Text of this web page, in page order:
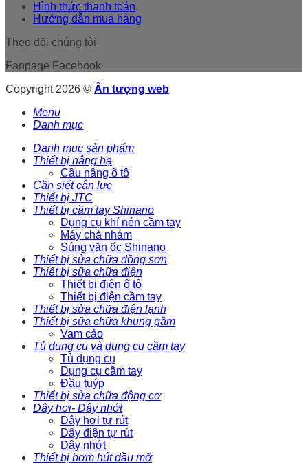
Hình thức thanh toán
Hướng dẫn mua hàng
Theo dõi chúng tôi
Fanpage Facebook
Copyright 2026 © Ấn tượng web
Menu
Danh mục
Danh mục sản phẩm
Thiết bị nâng hạ
Cầu nâng ô tô
Cần siết cân lực
Thiết bị JTC
Thiết bị cầm tay Shinano
Dụng cụ khí nén cầm tay
Máy chà nhám
Súng vặn ốc Shinano
Thiết bị sửa chữa đồng sơn
Thiết bị sữa chữa điện
Thiết bị điện ô tô
Thiết bị điện cầm tay
Thiết bị sửa chữa điện lạnh
Thiết bị sữa chữa khung gầm
Vam cảo
Tủ dụng cụ và dụng cụ cầm tay
Tủ dụng cụ
Dụng cụ cầm tay
Đầu tuýp
Thiết bị sửa chữa động cơ
Dây hơi- Dây nhớt
Dây hơi tự rút
Dây điện tự rút
Dây nhớt
Thiết bị bơm hút dầu mỡ